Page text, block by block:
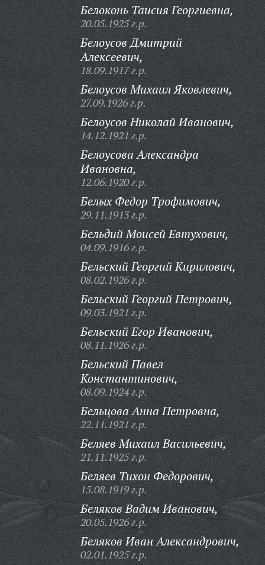
Белоконь Таисия Георгиевна,
20.05.1925 г.р.
Белоусов Дмитрий
Алексеевич,
18.09.1917 г.р.
Белоусов Михаил Яковлевич,
27.09.1926 г.р.
Белоусов Николай Иванович,
14.12.1921 г.р.
Белоусова Александра
Ивановна,
12.06.1920 г.р.
Белых Федор Трофимович,
29.11.1913 г.р.
Бельдий Моисей Евтухович,
04.09.1916 г.р.
Бельский Георгий Кирилович,
08.02.1926 г.р.
Бельский Георгий Петрович,
09.03.1921 г.р.
Бельский Егор Иванович,
08.11.1926 г.р.
Бельский Павел
Константинович,
08.09.1924 г.р.
Бельцова Анна Петровна,
22.11.1921 г.р.
Беляев Михаил Васильевич,
21.11.1925 г.р.
Беляев Тихон Федорович,
15.08.1919 г.р.
Беляков Вадим Иванович,
20.05.1926 г.р.
Беляков Иван Александрович,
02.01.1925 г.р.